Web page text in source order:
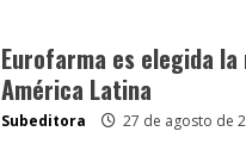
Eurofarma es elegida
América Latina
Subeditora 27 de agosto de